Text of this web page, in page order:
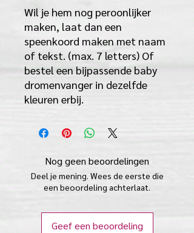
Wil je hem nog peroonlijker
maken, laat dan een
speenkoord maken met naam
of tekst. (max. 7 letters) Of
bestel een bijpassende baby
dromenvanger in dezelfde
kleuren erbij.
Nog geen beoordelingen
Deel je mening. Wees de eerste die
een beoordeling achterlaat.
Geef een beoordeling